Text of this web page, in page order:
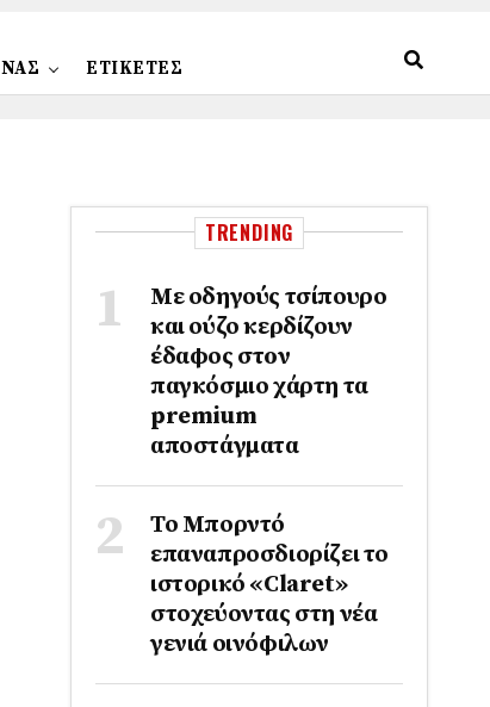
ΕΤΙΚΕΤΕΣ
TRENDING
Με οδηγούς τσίπουρο
και ούζο κερδίζουν
έδαφος στoν
παγκόσμιο χάρτη τα
premium
αποστάγματα
Το Μπορντό
επαναπροσδιορίζει το
ιστορικό «Claret»
στοχεύοντας στη νέα
γενιά οινόφιλων